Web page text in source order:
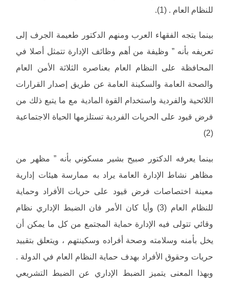
للنظام العام . (1).
بينما يتجه الفقهاء العرب ومنهم الدكتور طعيمة الجرف إلى
تعريفه بأنه ” وظيفة من أهم وظائف الإدارة تتمثل أصلا في
المحافظة على النظام العام بعناصره الثلاثة الأمن العام
والصحة العامة والسكينة العامة عن طريق إصدار القرارات
اللائحية والفردية واستخدام القوة المادية مع ما يتبع ذلك من
فرض قيود على الحريات الفردية تستلزمها الحياة الاجتماعية
(2)
بينما يعرفه الدكتور صبيح بشير مسكوني بأنه ” مظهر من
مظاهر نشاط الإدارة العامة يراد به ممارسة هيئات إدارية
معينة اختصاصات فرض قيود على حريات الأفراد وحماية
للنظام العام (3) وأيا كان الأمر فان الضبط الإداري نظام
وقائي تتولى فيه الإدارة حماية المجتمع من كل ما يمكن أن
يخل بأمنه وسلامته وصحة أفراده وسكينتهم ، ويتعلق بتقييد
حريات وحقوق الأفراد بهدف حماية النظام العام في الدولة .
وبهذا المعنى يتميز الضبط الإداري عن الضبط التشريعي